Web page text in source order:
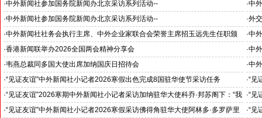
推动科技创新和产业创新深度融合
“科
·中外新闻社参加国务院新闻办北京采访系列活动--
见证科技创新和产业创新高质量发展
·中
小
·中外新闻社参加国务院新闻办北京采访系列活动--
北京人形机器人创新中心打造具有全球影响力的应用示范高地
·外
·中外新闻社社务会执行主席、中外企业家联合会荣誉主席招玉远先生任职颁
证仪式在香港举行
·中
·香港新闻联举办2026全国两会精神分享会 ·中
对
·韦燕总裁同多国大使出席加纳国庆日招待会 ·中
·“见证友谊”中外新闻社小记者2026寒假出色完成8国驻华使节采访任务
斯洛伐克驻华大使莱齐亚克阁下为小记者们颁发“优秀小记者(优秀小小外交
官)”证书
·“见
下：
·“见证友谊”2026寒期中外新闻社小记者采访加纳驻华大使科乔·邦苏阁下：“我
十分享受在中国的时光……”
·“见
们将
·“见证友谊”中外新闻社小记者2026寒假采访佛得角驻华大使阿林多·多罗萨里
·“见